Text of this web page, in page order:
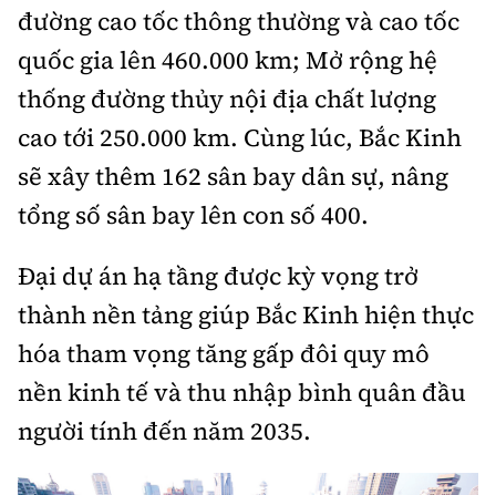
đường cao tốc thông thường và cao tốc
quốc gia lên 460.000 km; Mở rộng hệ
thống đường thủy nội địa chất lượng
cao tới 250.000 km. Cùng lúc, Bắc Kinh
sẽ xây thêm 162 sân bay dân sự, nâng
tổng số sân bay lên con số 400.
Đại dự án hạ tầng được kỳ vọng trở
thành nền tảng giúp Bắc Kinh hiện thực
hóa tham vọng tăng gấp đôi quy mô
nền kinh tế và thu nhập bình quân đầu
người tính đến năm 2035.